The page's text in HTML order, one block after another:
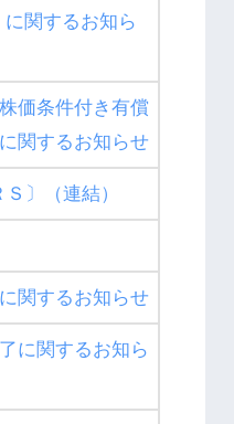
関するお知ら
価条件付き有償
関するお知らせ
〕（連結）
関するお知らせ
に関するお知ら